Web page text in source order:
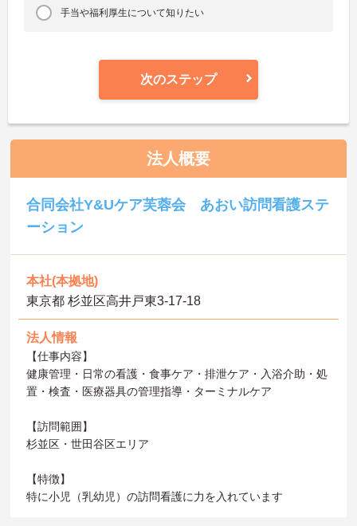
手当や福利厚生について知りたい
次のステップ
法人概要
合同会社Y&Uケア芙蓉会 あおい訪問看護ステ
ーション
本社(本拠地)
東京都 杉並区高井戸東3-17-18
法人情報
【仕事内容】
健康管理・日常の看護・食事ケア・排泄ケア・入浴介助・処
置・検査・医療器具の管理指導・ターミナルケア
【訪問範囲】
杉並区・世田谷区エリア
【特徴】
特に小児（乳幼児）の訪問看護に力を入れています